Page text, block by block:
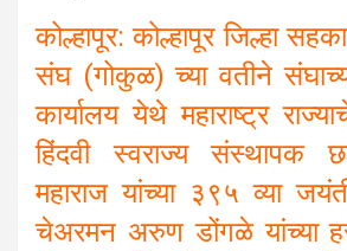
कोल्हापूर: कोल्हापूर जिल्हा
संघ (गोकुळ) च्‍या वतीने संघाच्‍या
कार्यालय येथे महाराष्ट्र
हिंदवी स्वराज्य संस्थापक
महाराज यांच्या ३९५ व्या
चेअरमन अरुण डोंगळे यांच्या